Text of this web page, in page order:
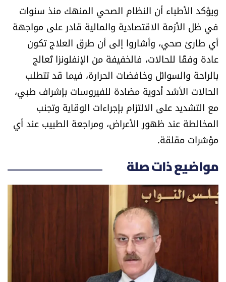
ويؤكد الأطباء أن النظام الصحي المنهك منذ سنوات
في ظل الأزمة الاقتصادية والمالية قادر على مواجهة
أي طارئ صحي، وأشاروا إلى أن طرق العلاج تكون
عادة وفقًا للحالات، فالخفيفة من الإنفلونزا تُعالج
بالراحة والسوائل وخافضات الحرارة، فيما قد تتطلب
الحالات الأشد أدوية مضادة للفيروسات بإشراف طبي،
مع التشديد على الالتزام بإجراءات الوقاية وتجنب
المخالطة عند ظهور الأعراض، ومراجعة الطبيب عند أي
مؤشرات مقلقة.
مواضيع ذات صلة